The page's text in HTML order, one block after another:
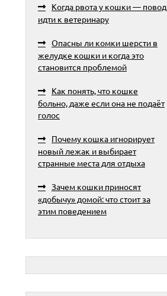
Когда рвота у кошки — повод
идти к ветеринару
Опасны ли комки шерсти в
желудке кошки и когда это
становится проблемой
Как понять, что кошке
больно, даже если она не подаёт
голос
Почему кошка игнорирует
новый лежак и выбирает
странные места для отдыха
Зачем кошки приносят
«добычу» домой: что стоит за
этим поведением